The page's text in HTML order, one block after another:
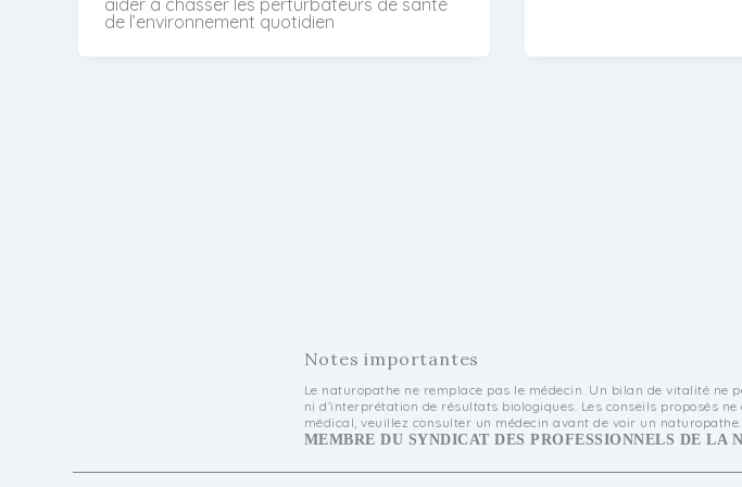
aider à chasser les perturbateurs de santé
de l’environnement quotidien
Notes importantes
Le naturopathe ne remplace pas le médecin. Un bilan de vitalité
ni d’interprétation de résultats biologiques. Les conseils proposés
médical, veuillez consulter un médecin avant de voir un naturopathe.
MEMBRE DU SYNDICAT DES PROFESSIONNELS DE LA